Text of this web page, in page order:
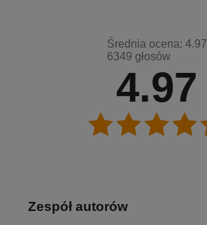
4.97
Średnia ocena: 4.97
6349 głosów
Zespół autorów